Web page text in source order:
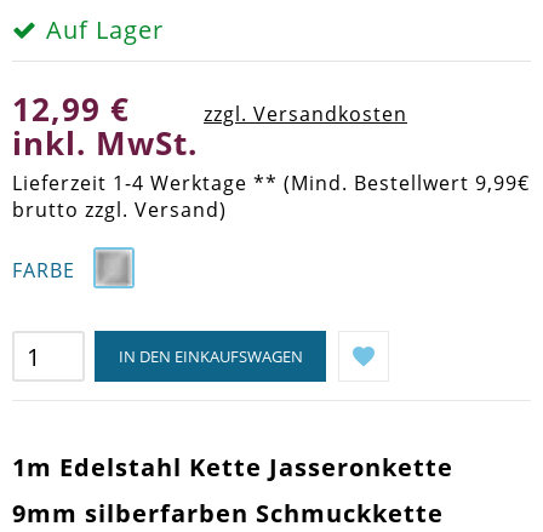
Auf Lager
12,99 €
inkl. MwSt.
zzgl. Versandkosten
Lieferzeit 1-4 Werktage ** (Mind. Bestellwert 9,99€
brutto zzgl. Versand)
FARBE
IN DEN EINKAUFSWAGEN
1m Edelstahl Kette Jasseronkette
9mm silberfarben Schmuckkette